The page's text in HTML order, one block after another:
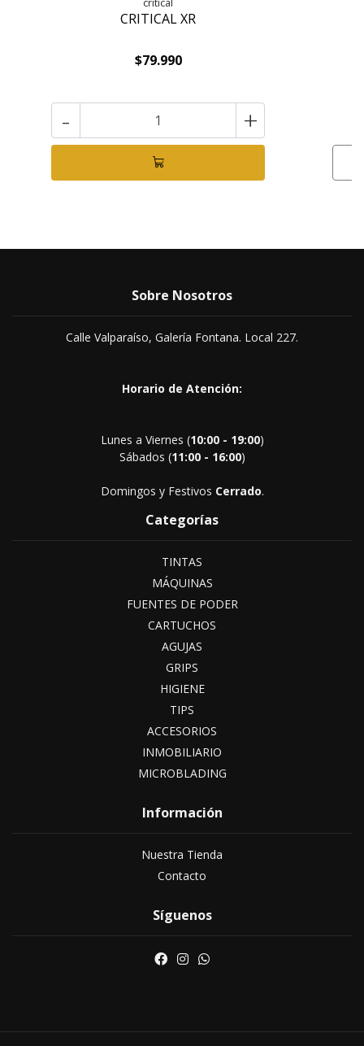
CRITICAL XR
$79.990
- +
Sobre Nosotros
Calle Valparaíso, Galería Fontana. Local 227.
Horario de Atención:
Lunes a Viernes (10:00 - 19:00)
Sábados (11:00 - 16:00)
Domingos y Festivos Cerrado.
Categorías
TINTAS
MÁQUINAS
FUENTES DE PODER
CARTUCHOS
AGUJAS
GRIPS
HIGIENE
TIPS
ACCESORIOS
INMOBILIARIO
MICROBLADING
Información
Nuestra Tienda
Contacto
Síguenos